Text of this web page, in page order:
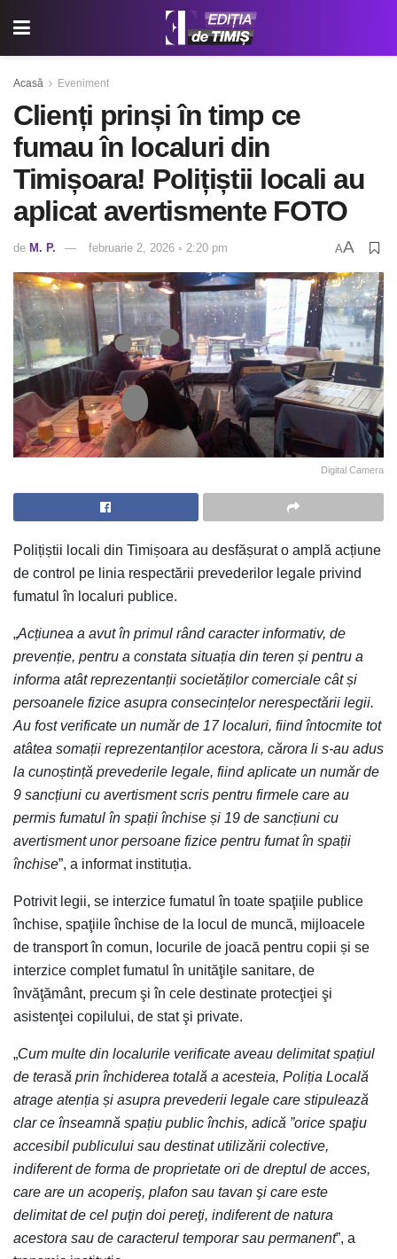
Acasă Eveniment
Clienți prinși în timp ce
fumau în localuri din
Timișoara! Polițiștii locali au
aplicat avertismente FOTO
de M. P. februarie 2, 2026 ◦ 2:20 pm AA
Digital Camera
Polițiștii locali din Timișoara au desfășurat o amplă acțiune
de control pe linia respectării prevederilor legale privind
fumatul în localuri publice.
„Acțiunea a avut în primul rând caracter informativ, de
prevenție, pentru a constata situația din teren și pentru a
informa atât reprezentanții societăților comerciale cât și
persoanele fizice asupra consecințelor nerespectării legii.
Au fost verificate un număr de 17 localuri, fiind întocmite tot
atâtea somații reprezentanților acestora, cărora li s-au adus
la cunoștință prevederile legale, fiind aplicate un număr de
9 sancțiuni cu avertisment scris pentru firmele care au
permis fumatul în spații închise și 19 de sancțiuni cu
avertisment unor persoane fizice pentru fumat în spații
închise”, a informat instituția.
Potrivit legii, se interzice fumatul în toate spaţiile publice
închise, spaţiile închise de la locul de muncă, mijloacele
de transport în comun, locurile de joacă pentru copii și se
interzice complet fumatul în unităţile sanitare, de
învăţământ, precum şi în cele destinate protecţiei şi
asistenţei copilului, de stat şi private.
„Cum multe din localurile verificate aveau delimitat spațiul
de terasă prin închiderea totală a acesteia, Poliția Locală
atrage atenția și asupra prevederii legale care stipulează
clar ce înseamnă spațiu public închis, adică ”orice spaţiu
accesibil publicului sau destinat utilizării colective,
indiferent de forma de proprietate ori de dreptul de acces,
care are un acoperiş, plafon sau tavan şi care este
delimitat de cel puţin doi pereţi, indiferent de natura
acestora sau de caracterul temporar sau permanent”, a